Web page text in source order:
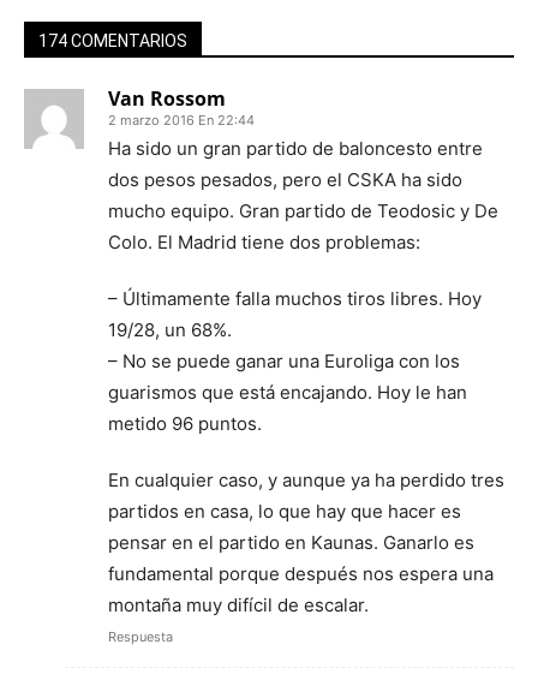
174 COMENTARIOS
Van Rossom
2 marzo 2016 En 22:44
Ha sido un gran partido de baloncesto entre
dos pesos pesados, pero el CSKA ha sido
mucho equipo. Gran partido de Teodosic y De
Colo. El Madrid tiene dos problemas:
– Últimamente falla muchos tiros libres. Hoy
19/28, un 68%.
– No se puede ganar una Euroliga con los
guarismos que está encajando. Hoy le han
metido 96 puntos.
En cualquier caso, y aunque ya ha perdido tres
partidos en casa, lo que hay que hacer es
pensar en el partido en Kaunas. Ganarlo es
fundamental porque después nos espera una
montaña muy difícil de escalar.
Respuesta